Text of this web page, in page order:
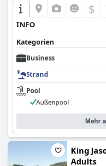
$
INFO
Kategorien
Business
Strand
Pool
Außenpool
Mehr
King
Adults